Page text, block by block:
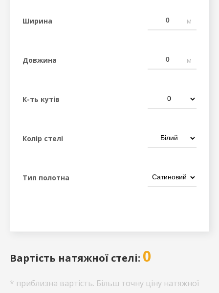
Ширина м
Довжина м
К-ть кутів
Колір стелі
Тип полотна
Вартість натяжної стелі: 0
* приблизна вартість. Більш точну ціну натяжної